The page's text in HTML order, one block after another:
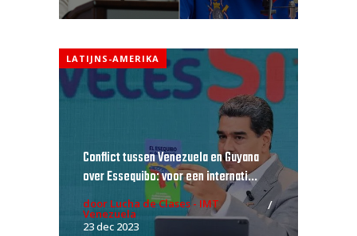
LATIJNS-AMERIKA
Conflict tussen Venezuela en Guyana
over Essequibo: voor een internati...
door Lucha de Clases - IMT
Venezuela
23 dec 2023